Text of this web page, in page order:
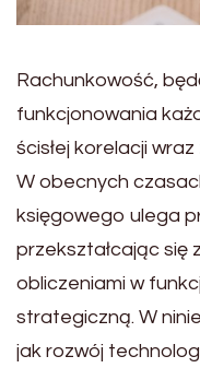
Rachunkowość,
funkcjonowania
ścisłej korelacji
W obecnych
księgowego ulega
przekształcając się
obliczeniami w
strategiczną. W
jak rozwój